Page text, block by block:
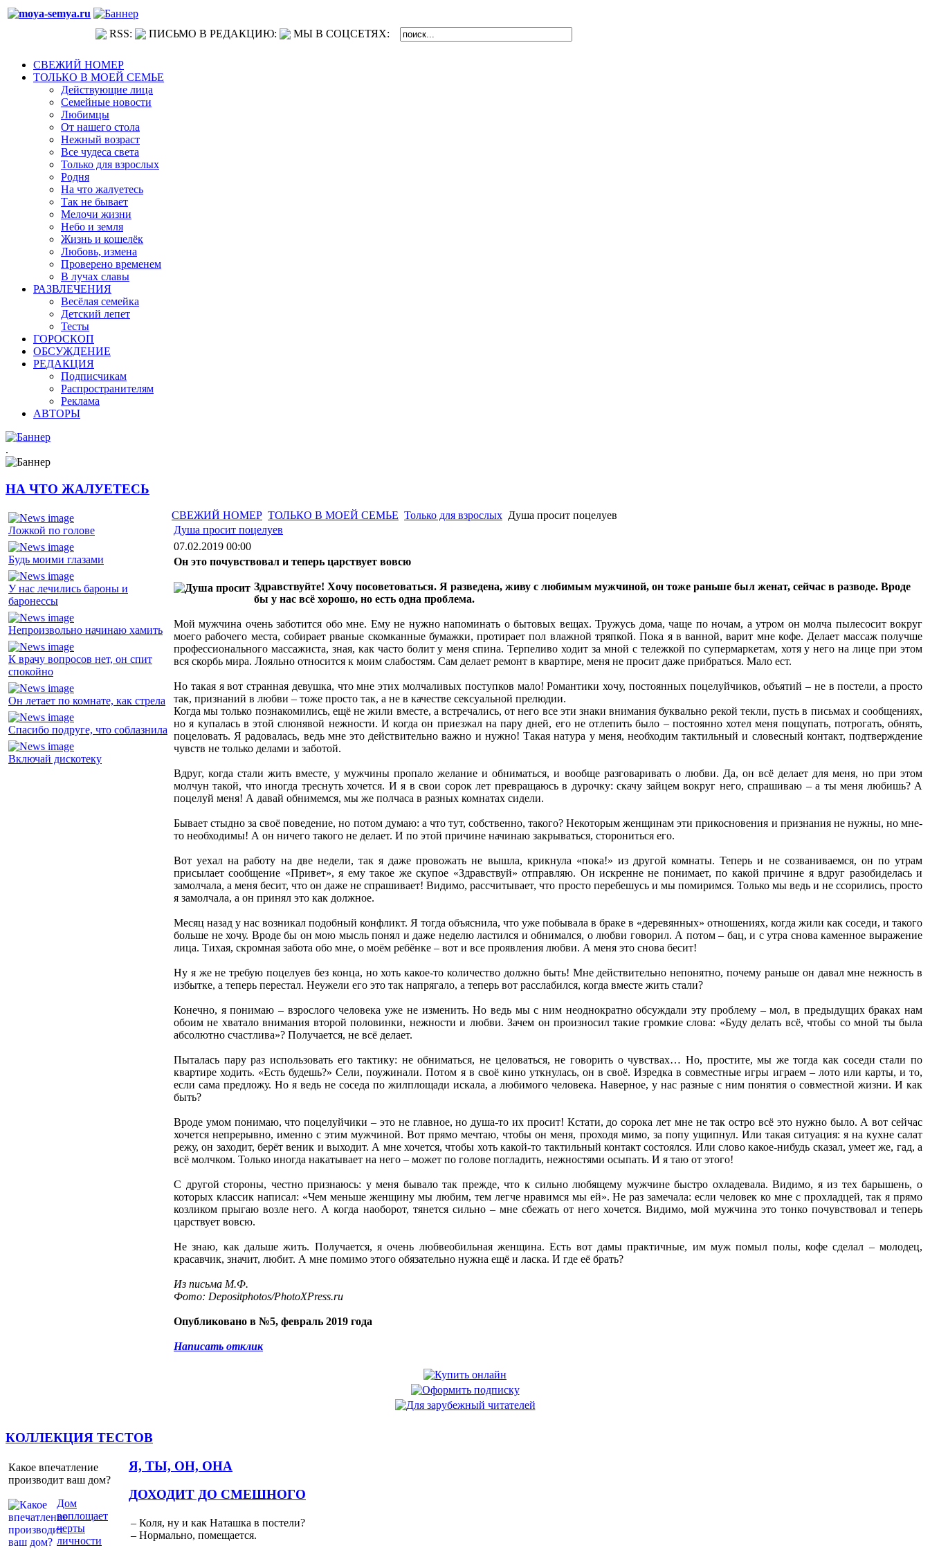
RSS: ПИСЬМО В РЕДАКЦИЮ: МЫ В СОЦСЕТЯХ:
СВЕЖИЙ НОМЕР
ТОЛЬКО В МОЕЙ СЕМЬЕ
Действующие лица
Семейные новости
Любимцы
От нашего стола
Нежный возраст
Все чудеса света
Только для взрослых
Родня
На что жалуетесь
Так не бывает
Мелочи жизни
Небо и земля
Жизнь и кошелёк
Любовь, измена
Проверено временем
В лучах славы
РАЗВЛЕЧЕНИЯ
Весёлая семейка
Детский лепет
Тесты
ГОРОСКОП
ОБСУЖДЕНИЕ
РЕДАКЦИЯ
Подписчикам
Распространителям
Реклама
АВТОРЫ
.
НА ЧТО ЖАЛУЕТЕСЬ
Ложкой по голове
Будь моими глазами
У нас лечились бароны и
баронессы
Непроизвольно начинаю хамить
К врачу вопросов нет, он спит
спокойно
Он летает по комнате, как стрела
Спасибо подруге, что соблазнила
Включай дискотеку
СВЕЖИЙ НОМЕР ТОЛЬКО В МОЕЙ СЕМЬЕ Только для взрослых Душа просит поцелуев
Душа просит поцелуев
07.02.2019 00:00
Он это почувствовал и теперь царствует вовсю
Здравствуйте! Хочу посоветоваться. Я разведена, живу с любимым мужчиной, он тоже раньше был женат, сейчас в разводе. Вроде
бы у нас всё хорошо, но есть одна проблема.
Мой мужчина очень заботится обо мне. Ему не нужно напоминать о бытовых вещах. Тружусь дома, чаще по ночам, а утром он молча пылесосит вокруг
моего рабочего места, собирает рваные скомканные бумажки, протирает пол влажной тряпкой. Пока я в ванной, варит мне кофе. Делает массаж получше
профессионального массажиста, зная, как часто болит у меня спина. Терпеливо ходит за мной с тележкой по супермаркетам, хотя у него на лице при этом
вся скорбь мира. Лояльно относится к моим слабостям. Сам делает ремонт в квартире, меня не просит даже прибраться. Мало ест.
Но такая я вот странная девушка, что мне этих молчаливых поступков мало! Романтики хочу, постоянных поцелуйчиков, объятий – не в постели, а просто
так, признаний в любви – тоже просто так, а не в качестве сексуальной прелюдии.
Когда мы только познакомились, ещё не жили вместе, а встречались, от него все эти знаки внимания буквально рекой текли, пусть в письмах и сообщениях,
но я купалась в этой слюнявой нежности. И когда он приезжал на пару дней, его не отлепить было – постоянно хотел меня пощупать, потрогать, обнять,
поцеловать. Я радовалась, ведь мне это действительно важно и нужно! Такая натура у меня, необходим тактильный и словесный контакт, подтверждение
чувств не только делами и заботой.
Вдруг, когда стали жить вместе, у мужчины пропало желание и обниматься, и вообще разговаривать о любви. Да, он всё делает для меня, но при этом
молчун такой, что иногда треснуть хочется. И я в свои сорок лет превращаюсь в дурочку: скачу зайцем вокруг него, спрашиваю – а ты меня любишь? А
поцелуй меня! А давай обнимемся, мы же полчаса в разных комнатах сидели.
Бывает стыдно за своё поведение, но потом думаю: а что тут, собственно, такого? Некоторым женщинам эти прикосновения и признания не нужны, но мне-
то необходимы! А он ничего такого не делает. И по этой причине начинаю закрываться, сторониться его.
Вот уехал на работу на две недели, так я даже провожать не вышла, крикнула «пока!» из другой комнаты. Теперь и не созваниваемся, он по утрам
присылает сообщение «Привет», я ему такое же скупое «Здравствуй» отправляю. Он искренне не понимает, по какой причине я вдруг разобиделась и
замолчала, а меня бесит, что он даже не спрашивает! Видимо, рассчитывает, что просто перебешусь и мы помиримся. Только мы ведь и не ссорились, просто
я замолчала, а он принял это как должное.
Месяц назад у нас возникал подобный конфликт. Я тогда объяснила, что уже побывала в браке в «деревянных» отношениях, когда жили как соседи, и такого
больше не хочу. Вроде бы он мою мысль понял и даже неделю ластился и обнимался, о любви говорил. А потом – бац, и с утра снова каменное выражение
лица. Тихая, скромная забота обо мне, о моём ребёнке – вот и все проявления любви. А меня это снова бесит!
Ну я же не требую поцелуев без конца, но хоть какое-то количество должно быть! Мне действительно непонятно, почему раньше он давал мне нежность в
избытке, а теперь перестал. Неужели его это так напрягало, а теперь вот расслабился, когда вместе жить стали?
Конечно, я понимаю – взрослого человека уже не изменить. Но ведь мы с ним неоднократно обсуждали эту проблему – мол, в предыдущих браках нам
обоим не хватало внимания второй половинки, нежности и любви. Зачем он произносил такие громкие слова: «Буду делать всё, чтобы со мной ты была
абсолютно счастлива»? Получается, не всё делает.
Пыталась пару раз использовать его тактику: не обниматься, не целоваться, не говорить о чувствах… Но, простите, мы же тогда как соседи стали по
квартире ходить. «Есть будешь?» Сели, поужинали. Потом я в своё кино уткнулась, он в своё. Изредка в совместные игры играем – лото или карты, и то,
если сама предложу. Но я ведь не соседа по жилплощади искала, а любимого человека. Наверное, у нас разные с ним понятия о совместной жизни. И как
быть?
Вроде умом понимаю, что поцелуйчики – это не главное, но душа-то их просит! Кстати, до сорока лет мне не так остро всё это нужно было. А вот сейчас
хочется непрерывно, именно с этим мужчиной. Вот прямо мечтаю, чтобы он меня, проходя мимо, за попу ущипнул. Или такая ситуация: я на кухне салат
режу, он заходит, берёт веник и выходит. А мне хочется, чтобы хоть какой-то тактильный контакт состоялся. Или слово какое-нибудь сказал, умеет же, гад, а
всё молчком. Только иногда накатывает на него – может по голове погладить, нежностями осыпать. И я таю от этого!
С другой стороны, честно признаюсь: у меня бывало так прежде, что к сильно любящему мужчине быстро охладевала. Видимо, я из тех барышень, о
которых классик написал: «Чем меньше женщину мы любим, тем легче нравимся мы ей». Не раз замечала: если человек ко мне с прохладцей, так я прямо
козликом прыгаю возле него. А когда наоборот, тянется сильно – мне сбежать от него хочется. Видимо, мой мужчина это тонко почувствовал и теперь
царствует вовсю.
Не знаю, как дальше жить. Получается, я очень любвеобильная женщина. Есть вот дамы практичные, им муж помыл полы, кофе сделал – молодец,
красавчик, значит, любит. А мне помимо этого обязательно нужна ещё и ласка. И где её брать?
Из письма М.Ф.
Фото: Depositphotos/PhotoXPress.ru
Опубликовано в №5, февраль 2019 года
Написать отклик
КОЛЛЕКЦИЯ ТЕСТОВ
Какое впечатление
производит ваш дом?
Дом
воплощает
черты
личности
Я, ТЫ, ОН, ОНА
ДОХОДИТ ДО СМЕШНОГО
– Коля, ну и как Наташка в постели?
– Нормально, помещается.